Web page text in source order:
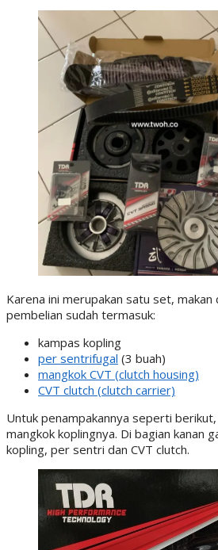
Karena ini merupakan satu set, makan
pembelian sudah termasuk:
kampas kopling
per sentrifugal (3 buah)
mangkok CVT (clutch housing)
CVT clutch (clutch carrier)
Untuk penampakannya seperti
mangkok koplingnya. Di bagian kanan
kopling, per sentri dan CVT clutch.